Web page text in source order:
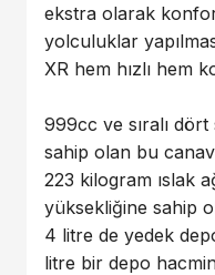
ekstra olarak
yolculuklar
XR hem hızlı hem
999cc ve sıralı
sahip olan bu
223 kilogram ıslak
yüksekliğine sahip
4 litre de yedek
litre bir depo